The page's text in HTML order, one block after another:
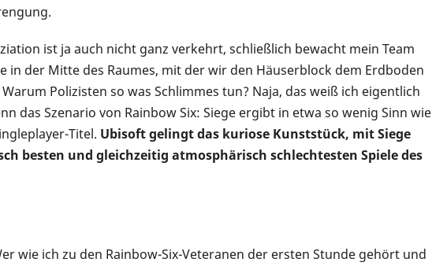
ist ja auch nicht ganz verkehrt, schließlich bewacht mein Team
in der Mitte des Raumes, mit der wir den Häuserblock dem Erdboden
Polizisten so was Schlimmes tun? Naja, das weiß ich eigentlich
das Szenario von Rainbow Six: Siege ergibt in etwa so wenig Sinn wie
Titel. Ubisoft gelingt das kuriose Kunststück, mit Siege
besten und gleichzeitig atmosphärisch schlechtesten Spiele des
wie ich zu den Rainbow-Six-Veteranen der ersten Stunde gehört und